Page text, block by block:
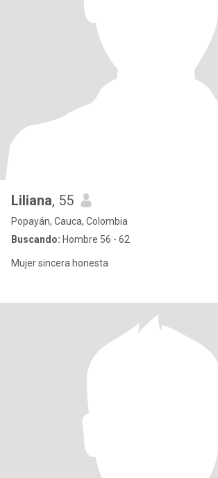
Liliana, 55
Popayán, Cauca, Colombia
Buscando: Hombre 56 - 62
Mujer sincera honesta